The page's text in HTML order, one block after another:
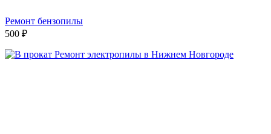
Ремонт бензопилы
500 ₽